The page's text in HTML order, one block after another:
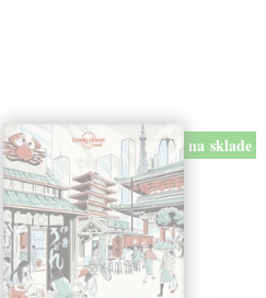
na sklade